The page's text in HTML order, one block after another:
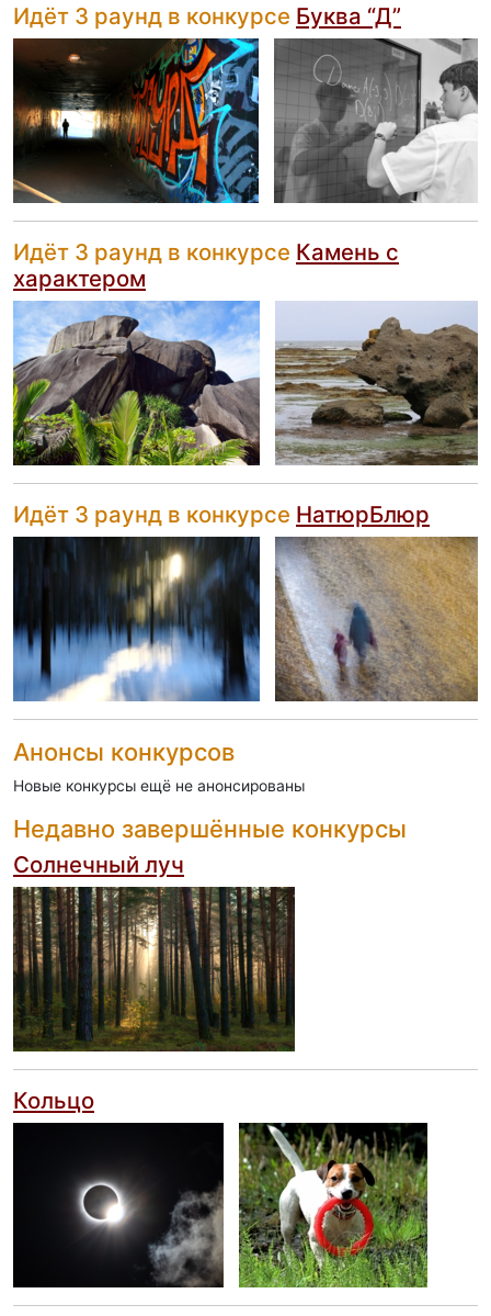
Идёт 3 раунд в конкурсе Буква “Д”
Идёт 3 раунд в конкурсе Камень с
характером
Идёт 3 раунд в конкурсе НатюрБлюр
Анонсы конкурсов
Новые конкурсы ещё не анонсированы
Недавно завершённые конкурсы
Солнечный луч
Кольцо